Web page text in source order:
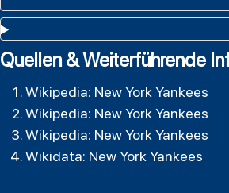
Quellen & Weiterführende
Wikipedia: New York Yankees
Wikipedia: New York Yankees
Wikipedia: New York Yankees
Wikidata: New York Yankees